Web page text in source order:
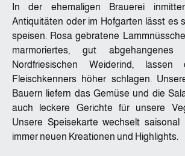
In der ehemaligen Brauerei
Antiquitäten oder im Hofgarten lässt es
speisen. Rosa gebratene
marmoriertes, gut abgehangenes
Nordfriesischen Weiderind,
Fleischkenners höher schlagen.
Bauern liefern das Gemüse und die
auch leckere Gerichte für unsere
Unsere Speisekarte wechselt
immer neuen Kreationen und Highlights.